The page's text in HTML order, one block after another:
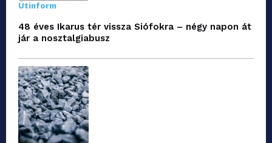
Útinform
48 éves Ikarus tér vissza Siófokra – négy napon át
jár a nosztalgiabusz